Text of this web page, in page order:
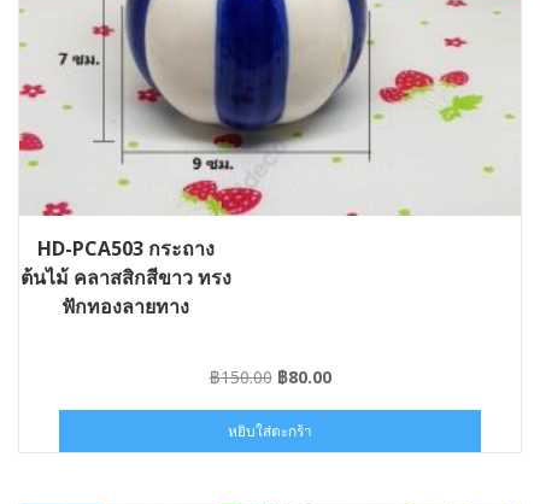
HD-PCA503 กระถาง
ต้นไม้ คลาสสิกสีขาว ทรง
ฟักทองลายทาง
฿150.00 Original
was:
฿150.00.
฿80.00Current
฿80.00.
หยิบใส่ตะกร้า